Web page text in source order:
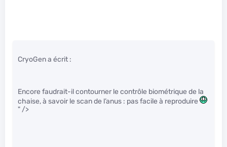
CryoGen a écrit :
Encore faudrait-il contourner le contrôle biométrique de la
chaise, à savoir le scan de l’anus : pas facile à reproduire
" />